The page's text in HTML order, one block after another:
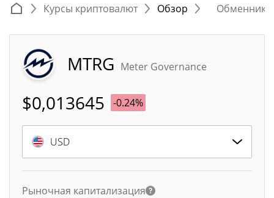
Курсы криптовалют Обзор
MTRG Meter Governance
$0,013645 -0.24%
USD
Рыночная капитализация